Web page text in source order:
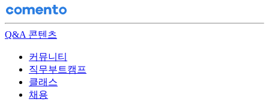
Q&A 콘텐츠
커뮤니티
직무부트캠프
클래스
채용